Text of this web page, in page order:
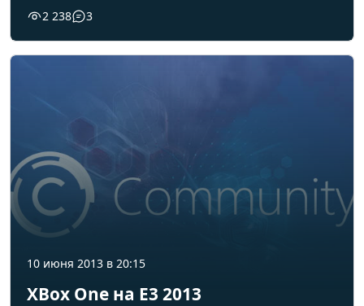
2 238 3
10 июня 2013 в 20:15
XBox One на E3 2013